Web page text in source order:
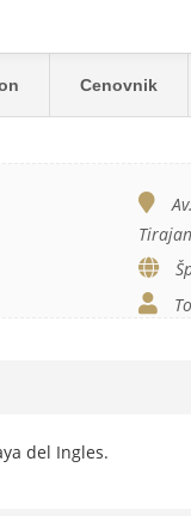
Cenovnik
del Ingles.